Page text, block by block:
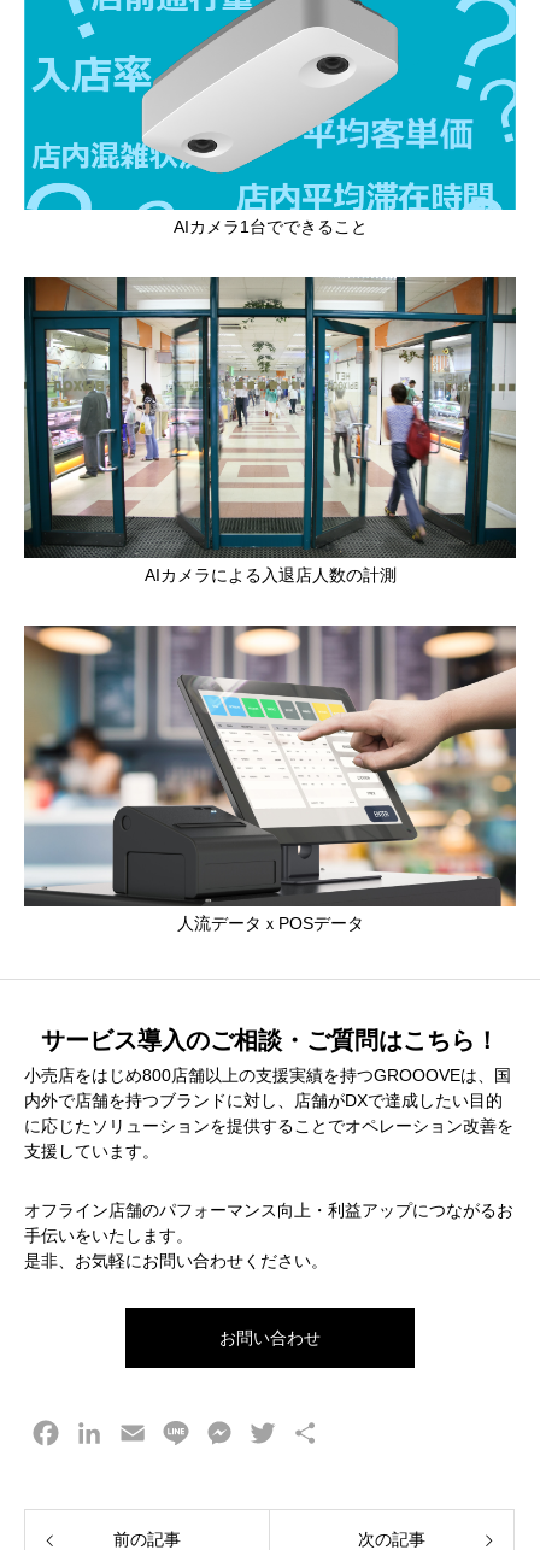
AIカメラ1台でできること
AIカメラによる入退店人数の計測
人流データｘPOSデータ
サービス導入のご相談・ご質問はこちら！
小売店をはじめ800店舗以上の支援実績を持つGROOOVEは、国
内外で店舗を持つブランドに対し、店舗がDXで達成したい目的
に応じたソリューションを提供することでオペレーション改善を
支援しています。
オフライン店舗のパフォーマンス向上・利益アップにつながるお
手伝いをいたします。
是非、お気軽にお問い合わせください。
お問い合わせ
k
i
M
前の記事 次の記事